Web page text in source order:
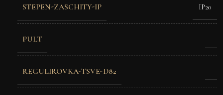
STEPEN-ZASCHITY-IP IP20
PULT
REGULIROVKA-TSVE-D82